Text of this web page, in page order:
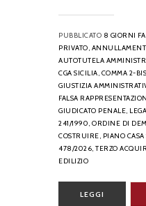
PUBBLICATO 8 GIORNI FA
PRIVATO,
AUTOTUTELA
CGA SICILIA, COMMA 2-
GIUSTIZIA
FALSA
GIUDICATO PENALE,
241/1990, ORDINE DI
COSTRUIRE, PIANO
478/2026, TERZO
EDILIZIO
LEGGI